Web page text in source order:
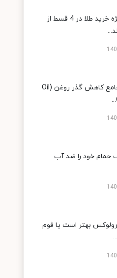
فرصت ویژه خرید طلا در 4 قسط از
راهنمای جامع کاهش گذر روغن (Oil
حمام خود را ضد آب
بهتر است یا فوم